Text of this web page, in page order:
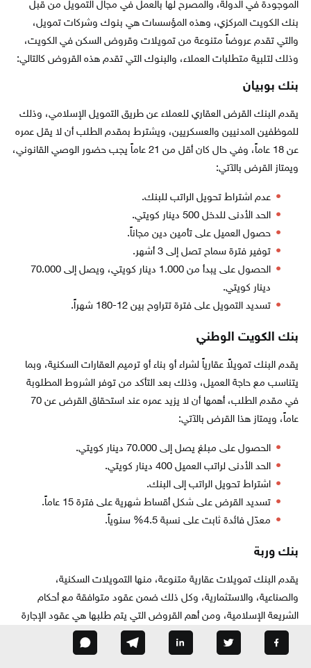
الموجودة في الدولة، والمصرح لها بالعمل في مجال التمويل من قبل
بنك الكويت المركزي، وهذه المؤسسات هي بنوك وشركات تمويل،
والتي تقدم عروضاً متنوعة من تمويلات وقروض السكن في الكويت،
وذلك لتلبية متطلبات العملاء، والبنوك التي تقدم هذه القروض كالتالي:
بنك بوبيان
يقدم البنك القرض العقاري للعملاء عن طريق التمويل الإسلامي، وذلك
للموظفين المدنيين والعسكريين، ويشترط بمقدم الطلب أن لا يقل عمره
عن 18 عاماً، وفي حال كان أقل من 21 عاماً يجب حضور الوصي القانوني،
ويمتاز القرض بالآتي:
عدم اشتراط تحويل الراتب للبنك.
الحد الأدنى للدخل 500 دينار كويتي.
حصول العميل على تأمين دين مجاناً.
توفير فترة سماح تصل إلى 3 أشهر.
الحصول على يبدأ من 1.000 دينار كويتي، ويصل إلى 70.000
دينار كويتي.
تسديد التمويل على فترة تتراوح بين 12-180 شهراً.
بنك الكويت الوطني
يقدم البنك تمويلاً عقارياً لشراء أو بناء أو ترميم العقارات السكنية، وبما
يتناسب مع حاجة العميل، وذلك بعد التأكد من توفر الشروط المطلوبة
في مقدم الطلب، أهمها أن لا يزيد عمره عند استحقاق القرض عن 70
عاماً، ويمتاز هذا القرض بالآتي:
الحصول على مبلغ يصل إلى 70.000 دينار كويتي.
الحد الأدنى لراتب العميل 400 دينار كويتي.
اشتراط تحويل الراتب إلى البنك.
تسديد القرض على شكل أقساط شهرية على فترة 15 عاماً.
معدّل فائدة ثابت على نسبة 4.5% سنوياً.
بنك وربة
يقدم البنك تمويلات عقارية متنوعة، منها التمويلات السكنية،
والصناعية، والاستثمارية، وكل ذلك ضمن عقود متوافقة مع أحكام
الشريعة الإسلامية، ومن أهم القروض التي يتم طلبها هي عقود الإجارة
العقارية المنتهية بالتملك، وعقود تمويل السكن الخاص، وتمتاز هذه
القروض بالآتي: